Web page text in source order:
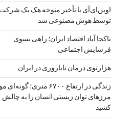
اوپن‌ای‌آی با تأخیر متوجه هک یک شرکت
توسط هوش مصنوعی شد
ناکجا آباد اقتصاد ایران؛ راهی بسوی
فرسایش اجتماعی
هزارتوی درمان ناباروری در ایران
زندگی در ارتفاع ۶۷۰۰ متری؛
مرزهای توان زیستی انسان را به چالش
کشید